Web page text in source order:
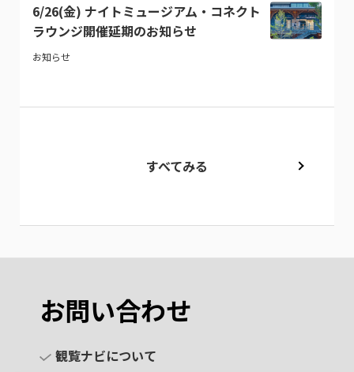
6/26(金) ナイトミュージアム・コネクト
ラウンジ開催延期のお知らせ
お知らせ
すべてみる
お問い合わせ
観覧ナビについて